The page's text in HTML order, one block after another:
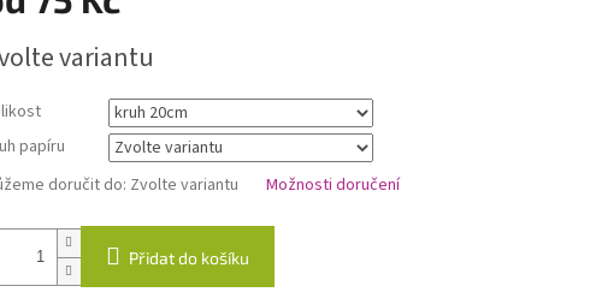
variantu
papíru
doručit do: Zvolte variantu Možnosti doručení
Přidat do košíku